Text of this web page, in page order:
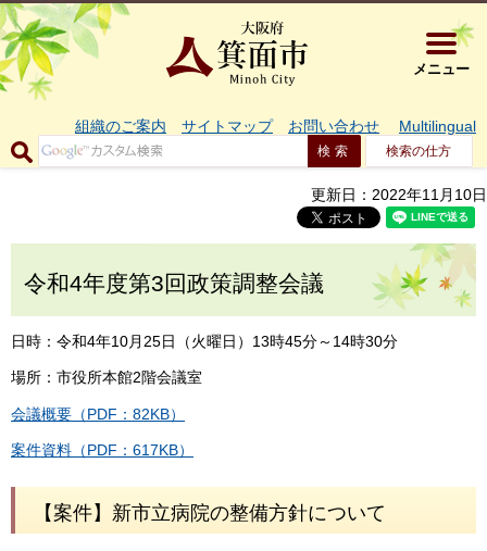
大阪府箕
メニュー
組織のご案内 サイトマップ お問い合わせ Multilingual
検索の仕方
更新日：2022年11月10日
令和4年度第3回政策調整会議
日時：令和4年10月25日（火曜日）13時45分～14時30分
場所：市役所本館2階会議室
会議概要（PDF：82KB）
案件資料（PDF：617KB）
【案件】新市立病院の整備方針について